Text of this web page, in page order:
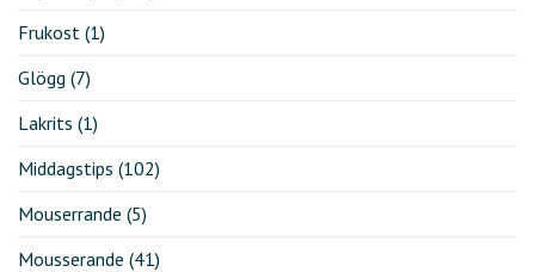
Frukost (1)
Glögg (7)
Lakrits (1)
Middagstips (102)
Mouserrande (5)
Mousserande (41)